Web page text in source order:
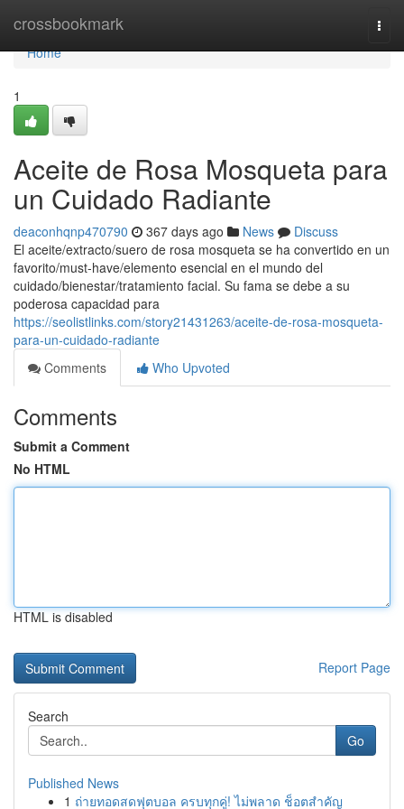
crossbookmark
Home
Home
1
Aceite de Rosa Mosqueta para
un Cuidado Radiante
deaconhqnp470790 367 days ago News
Discuss
El aceite/extracto/suero de rosa mosqueta se ha convertido en un
favorito/must-have/elemento esencial en el mundo del
cuidado/bienestar/tratamiento facial. Su fama se debe a su
poderosa capacidad para
https://seolistlinks.com/story21431263/aceite-de-rosa-mosqueta-
para-un-cuidado-radiante
Comments
Who Upvoted
Comments
Submit a Comment
No HTML
HTML is disabled
Report Page
Search
Go
Published News
1 ถ่ายทอดสดฟุตบอล ครบทุกคู่! ไม่พลาด ช็อตสำคัญ